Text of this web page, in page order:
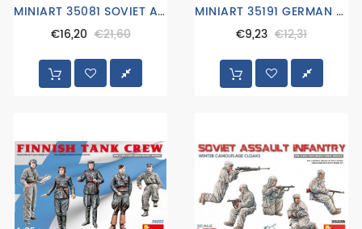
luchtmacht
marine
Categories
MINIART 35081 SOVIET ARTILLERY CREW ON MANEUVER
€16,20 €21,60
MINIART 35191 GERMAN TANK CREW 1940
€9,23 €12,31